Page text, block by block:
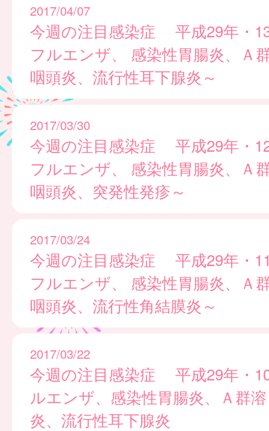
2017/04/07
今週の注目感染症 平成29年・
フルエンザ、 感染性胃腸炎、Ａ
咽頭炎、流行性耳下腺炎～
2017/03/30
今週の注目感染症 平成29年・
フルエンザ、 感染性胃腸炎、Ａ
咽頭炎、突発性発疹～
2017/03/24
今週の注目感染症 平成29年・
フルエンザ、 感染性胃腸炎、Ａ
咽頭炎、流行性角結膜炎～
2017/03/22
今週の注目感染症 平成29年・
ルエンザ、感染性胃腸炎、Ａ群
炎、流行性耳下腺炎